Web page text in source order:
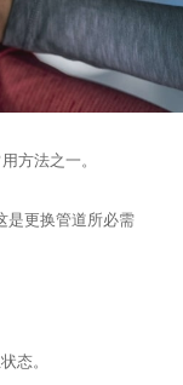
方法之一。
是更换管道所必需
态。